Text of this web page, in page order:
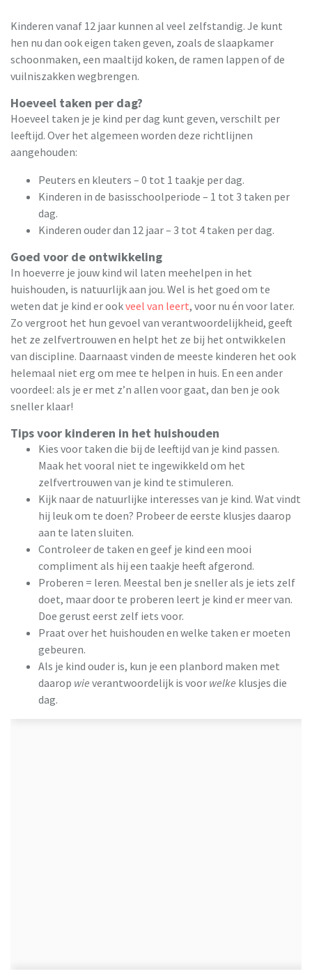
Kinderen vanaf 12 jaar kunnen al veel zelfstandig. Je kunt
hen nu dan ook eigen taken geven, zoals de slaapkamer
schoonmaken, een maaltijd koken, de ramen lappen of de
vuilniszakken wegbrengen.
Hoeveel taken per dag?
Hoeveel taken je je kind per dag kunt geven, verschilt per
leeftijd. Over het algemeen worden deze richtlijnen
aangehouden:
Peuters en kleuters – 0 tot 1 taakje per dag.
Kinderen in de basisschoolperiode – 1 tot 3 taken per
dag.
Kinderen ouder dan 12 jaar – 3 tot 4 taken per dag.
Goed voor de ontwikkeling
In hoeverre je jouw kind wil laten meehelpen in het
huishouden, is natuurlijk aan jou. Wel is het goed om te
weten dat je kind er ookveel van leert, voor nu én voor later.
Zo vergroot het hun gevoel van verantwoordelijkheid, geeft
het ze zelfvertrouwen en helpt het ze bij het ontwikkelen
van discipline. Daarnaast vinden de meeste kinderen het ook
helemaal niet erg om mee te helpen in huis. En een ander
voordeel: als je er met z’n allen voor gaat, dan ben je ook
sneller klaar!
Tips voor kinderen in het huishouden
Kies voor taken die bij de leeftijd van je kind passen.
Maak het vooral niet te ingewikkeld om het
zelfvertrouwen van je kind te stimuleren.
Kijk naar de natuurlijke interesses van je kind. Wat vindt
hij leuk om te doen? Probeer de eerste klusjes daarop
aan te laten sluiten.
Controleer de taken en geef je kind een mooi
compliment als hij een taakje heeft afgerond.
Proberen = leren. Meestal ben je sneller als je iets zelf
doet, maar door te proberen leert je kind er meer van.
Doe gerust eerst zelf iets voor.
Praat over het huishouden en welke taken er moeten
gebeuren.
Als je kind ouder is, kun je een planbord maken met
daarop wie verantwoordelijk is voor welke klusjes die
dag.